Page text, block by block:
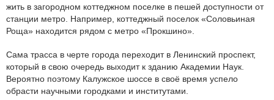
жить в загородном коттеджном поселке в пешей доступности от
станции метро. Например, коттеджный поселок «Соловьиная
Роща» находится рядом с метро «Прокшино».
Сама трасса в черте города переходит в Ленинский проспект,
который в свою очередь выходит к зданию Академии Наук.
Вероятно поэтому Калужское шоссе в своё время успело
обрасти научными городками и институтами.